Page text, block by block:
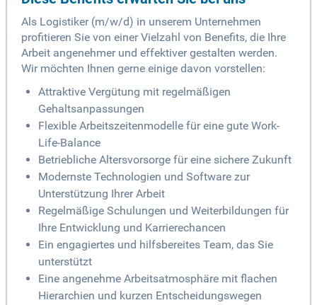
Als Logistiker (m/w/d) in unserem Unternehmen
profitieren Sie von einer Vielzahl von Benefits, die Ihre
Arbeit angenehmer und effektiver gestalten werden.
Wir möchten Ihnen gerne einige davon vorstellen:
Attraktive Vergütung mit regelmäßigen
Gehaltsanpassungen
Flexible Arbeitszeitenmodelle für eine gute Work-
Life-Balance
Betriebliche Altersvorsorge für eine sichere Zukunft
Modernste Technologien und Software zur
Unterstützung Ihrer Arbeit
Regelmäßige Schulungen und Weiterbildungen für
Ihre Entwicklung und Karrierechancen
Ein engagiertes und hilfsbereites Team, das Sie
unterstützt
Eine angenehme Arbeitsatmosphäre mit flachen
Hierarchien und kurzen Entscheidungswegen